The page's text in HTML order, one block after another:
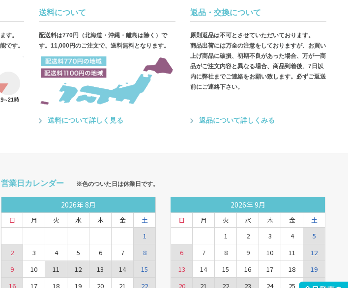
す。
です。
送料について
配送料は770円（北海道・沖縄・離島は除く）で
す。11,000円のご注文で、送料無料となります。
送料について詳しく見る
返品・交換について
原則返品は不可とさせていただいております。
商品出荷には万全の注意をしておりますが、お買い
上げ商品に破損、初期不良があった場合、万が一商
品がご注文内容と異なる場合、商品到着後、7日以
内に弊社までご連絡をお願い致します。必ずご返送
前にご連絡下さい。
返品について詳しくみる
営業日カレンダー ※色のついた日は休業日です。
2026年8月
日 月 火 水 木 金
土
1
2
3 4 5 6 7
8
9
10 11 12 13 14
15
16
17 18 19 20 21 22
2026年9月
日 月 火 水 木 金
土
1
2 3 4
5
6
7 8 9 10 11
12
13
14 15 16 17 18
19
20
21 22 23 24 25 26